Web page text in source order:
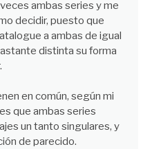
ambas series y me
decidir, puesto que
a ambas de igual
distinta su forma
en común, según mi
que ambas series
un tanto singulares, y
de parecido.